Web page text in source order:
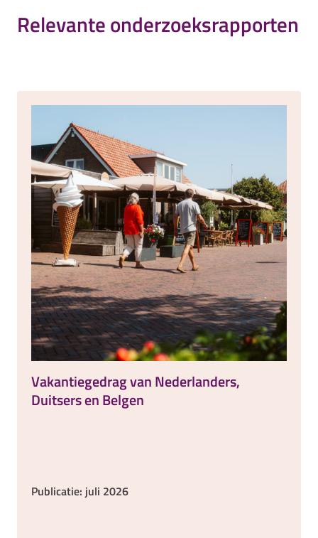
Relevante onderzoeksrapporten
Vakantiegedrag van Nederlanders,
Duitsers en Belgen
Publicatie: juli 2026